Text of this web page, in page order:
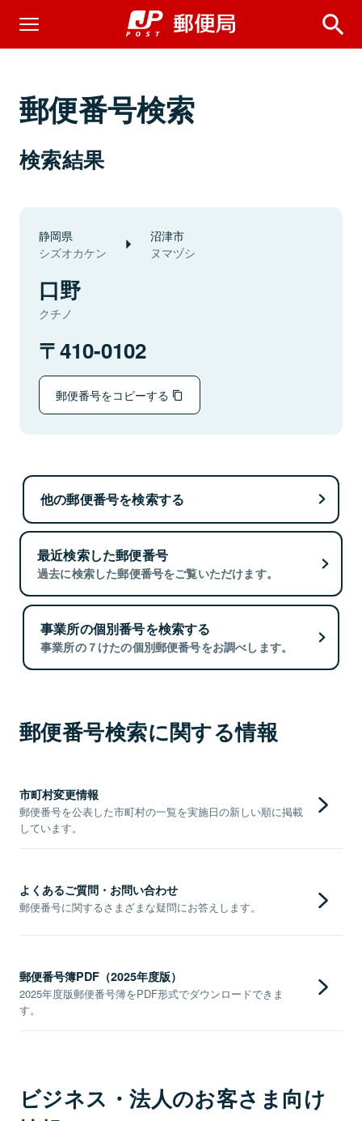
郵便番号検索
検索結果
静岡県
シズオカケン
沼津市
ヌマヅシ
口野
クチノ
410-0102
郵便番号をコピーする
他の郵便番号を検索する
最近検索した郵便番号
過去に検索した郵便番号をご覧いただけます。
事業所の個別番号を検索する
事業所の７けたの個別郵便番号をお調べします。
郵便番号検索に関する情報
市町村変更情報
郵便番号を公表した市町村の一覧を実施日の新しい順に掲載
しています。
よくあるご質問・お問い合わせ
郵便番号に関するさまざまな疑問にお答えします。
郵便番号簿PDF（2025年度版）
2025年度版郵便番号簿をPDF形式でダウンロードできま
す。
ビジネス・法人のお客さま向け